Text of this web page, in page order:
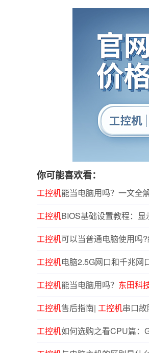
你可能喜欢看：
工控机能当电脑用吗？一文全解
工控机BIOS基础设置教程：
工控机可以当普通电脑使用吗
工控机电脑2.5G网口和千兆网
工控机能当电脑用吗？ 东田科
工控机售后指南| 工控机串口
工控机如何选购之看CPU篇：